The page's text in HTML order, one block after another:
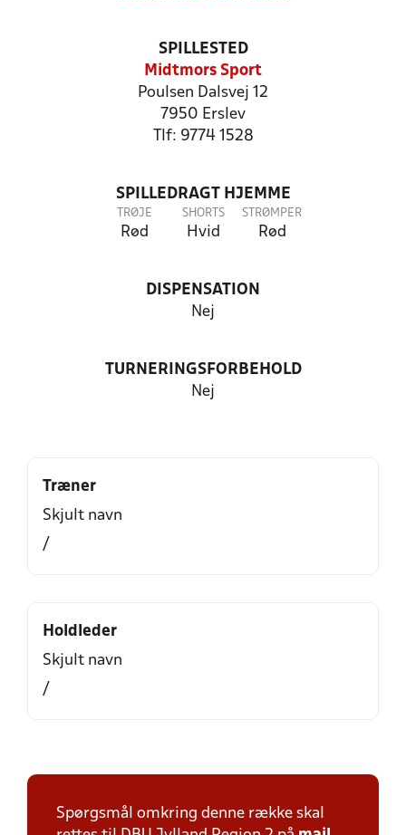
SPILLESTED
Midtmors Sport
Poulsen Dalsvej 12
7950 Erslev
Tlf: 9774 1528
SPILLEDRAGT HJEMME
TRØJE
Rød
SHORTS
Hvid
STRØMPER
Rød
DISPENSATION
Nej
TURNERINGSFORBEHOLD
Nej
Træner
Skjult navn
/
Holdleder
Skjult navn
/
Spørgsmål omkring denne række skal